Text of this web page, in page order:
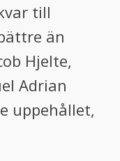
till
än
Hjelte,
Adrian
uppehållet,